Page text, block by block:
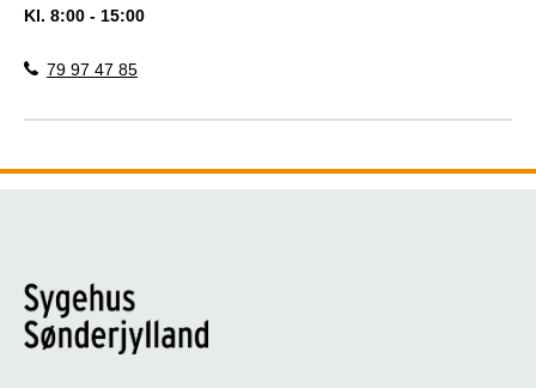
Kl. 8:00 - 15:00
79 97 47 85